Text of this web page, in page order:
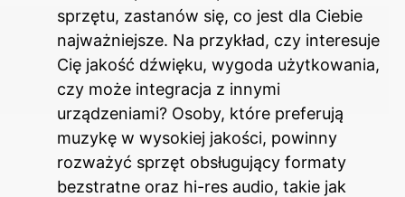
sprzętu, zastanów się, co jest dla Ciebie
najważniejsze. Na przykład, czy interesuje
Cię jakość dźwięku, wygoda użytkowania,
czy może integracja z innymi
urządzeniami? Osoby, które preferują
muzykę w wysokiej jakości, powinny
rozważyć sprzęt obsługujący formaty
bezstratne oraz hi-res audio, takie jak